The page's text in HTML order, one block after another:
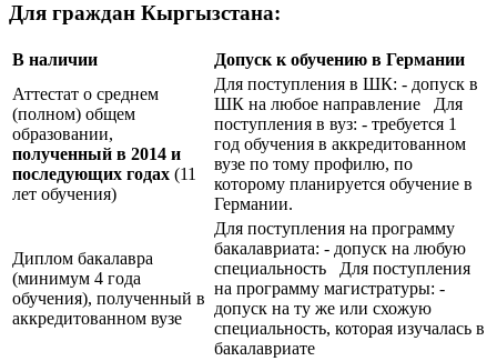
Для граждан Кыргызстана:
В наличии
Допуск к обучению в Германии
Аттестат о среднем
(полном) общем
образовании,
полученный в 2014 и
последующих годах (11
лет обучения)
Для поступления в ШК: - допуск в
ШК на любое направление Для
поступления в вуз: - требуется 1
год обучения в аккредитованном
вузе по тому профилю, по
которому планируется обучение в
Германии.
Диплом бакалавра
(минимум 4 года
обучения), полученный в
аккредитованном вузе
Для поступления на программу
бакалавриата: - допуск на любую
специальность Для поступления
на программу магистратуры: -
допуск на ту же или схожую
специальность, которая изучалась в
бакалавриате